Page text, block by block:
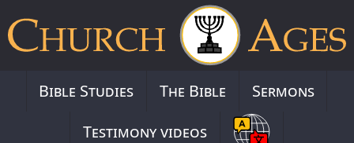
Bible Studies The Bible
Sermons
Testimony videos